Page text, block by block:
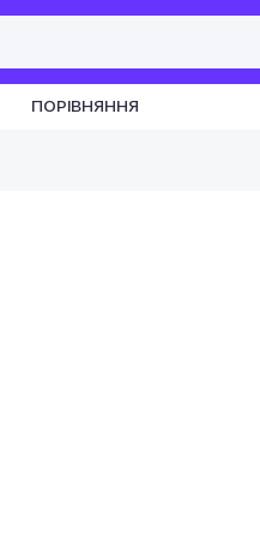
ПОРІВНЯННЯ